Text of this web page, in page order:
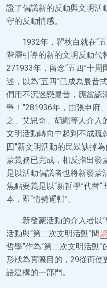
證了倡議新的反動與文明活
守的反動情感。
1932年，瞿秋白就在“
階層引導的新的文明反動代
271933年，留念“五四”十
述，以為“五四”已成為曩昔
們用不沉迷戀曩昔，應當認
爭！”281936年，由張申府
之、艾思奇、胡繩等人介入
文明活動轉向中起到不成疏
四”新文明活動的民眾缺掉
蒙義務已完成，相反指出發
是以活動倡議者也將新發蒙
焦點要義是以“新哲學”代替
本，即“情勢邏輯”。
新發蒙活動的介入者以
活動與“第二次文明活動”間
哲學”作為“第二次文明活動
形狀為實際目的，29從而使
語建構的一部門。